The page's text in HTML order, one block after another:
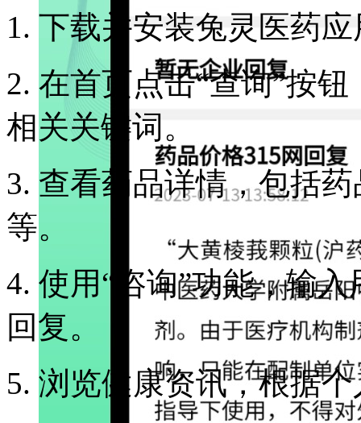
1. 下载并安装兔灵医药
2. 在首页点击“查询”按
相关关键词。
3. 查看药品详情，包括
等。
4. 使用“咨询”功能，输
回复。
5. 浏览健康资讯，根据